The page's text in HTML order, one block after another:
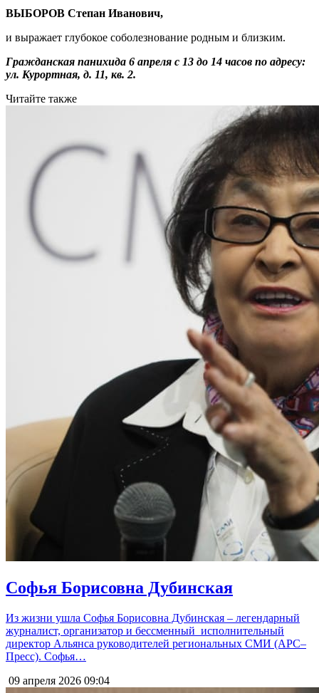
ВЫБОРОВ Степан Иванович,
и выражает глубокое соболезнование родным и близким.
Гражданская панихида 6 апреля с 13 до 14 часов по адресу:
ул. Курортная, д. 11, кв. 2.
Читайте также
Софья Борисовна Дубинская
Из жизни ушла Софья Борисовна Дубинская – легендарный
журналист, организатор и бессменный исполнительный
директор Альянса руководителей региональных СМИ (АРС–
Пресс). Софья…
09 апреля 2026 09:04